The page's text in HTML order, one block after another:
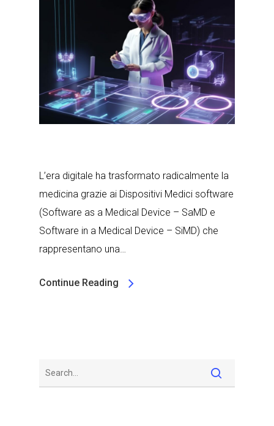
L’era digitale ha trasformato radicalmente la
medicina grazie ai Dispositivi Medici software
(Software as a Medical Device – SaMD e
Software in a Medical Device – SiMD) che
rappresentano una…
Continue Reading